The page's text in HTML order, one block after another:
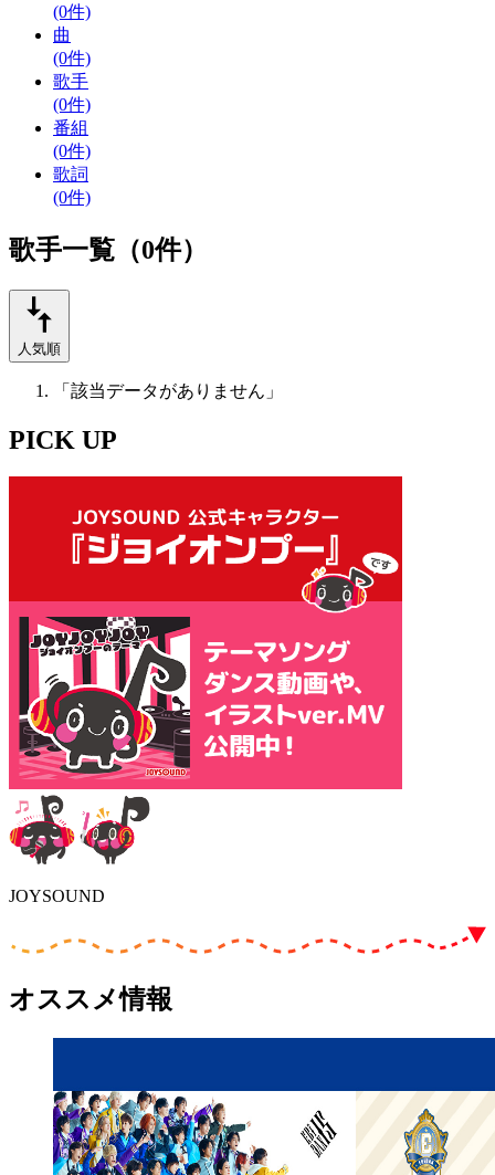
(0件)
曲
(0件)
歌手
(0件)
番組
(0件)
歌詞
(0件)
歌手一覧（0件）
人気順
「該当データがありません」
PICK UP
JOYSOUND
オススメ情報